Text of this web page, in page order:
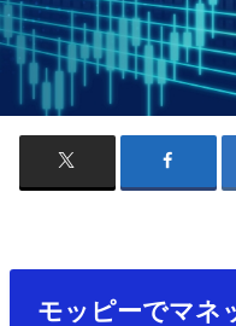
モッピーでマネ